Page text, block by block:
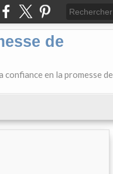
de
confiance en la promesse de